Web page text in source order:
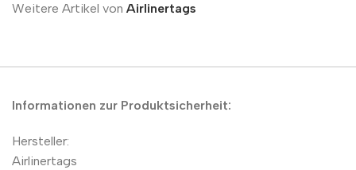
Weitere Artikel von Airlinertags
Informationen zur Produktsicherheit:
Hersteller:
Airlinertags